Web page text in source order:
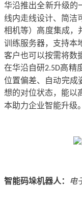
华沿推出全新升级的
线内走线设计、简洁
相机等）高度集成，
训练服务器，支持本
客户也可以按需将数
在华沿自研2.5D高精
位置偏差、自动完成
想的对位状态，能以
本助力企业智能升级。
智能码垛机器人 ： 电